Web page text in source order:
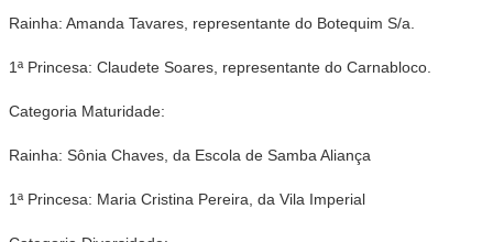
Rainha: Amanda Tavares, representante do Botequim S/a.
1ª Princesa: Claudete Soares, representante do Carnabloco.
Categoria Maturidade:
Rainha: Sônia Chaves, da Escola de Samba Aliança
1ª Princesa: Maria Cristina Pereira, da Vila Imperial